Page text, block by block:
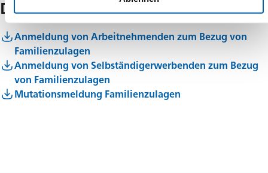
Downloads
Anmeldung von Arbeitnehmenden zum Bezug von
Familienzulagen
Anmeldung von Selbständigerwerbenden zum Bezug
von Familienzulagen
Mutationsmeldung Familienzulagen